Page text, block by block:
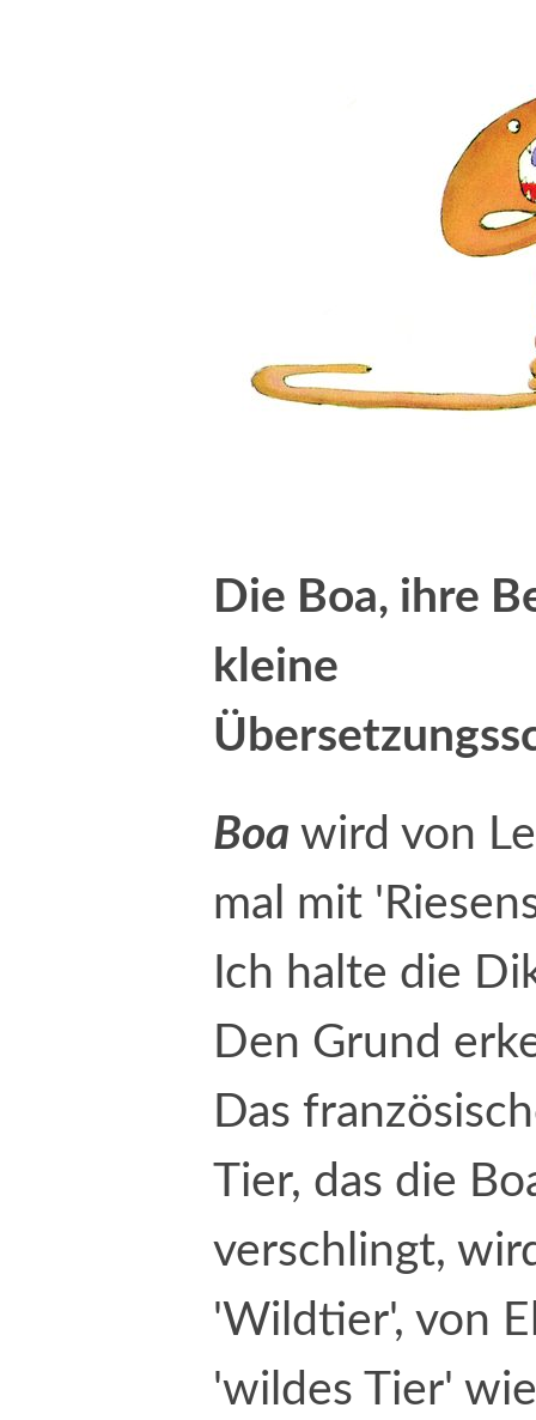
Die Boa, ihre
kleine
Boa wird von
mal mit
Ich halte die
Den Grund
Das
Tier, das die
verschlingt,
'Wildtier', von
'wildes Tier'